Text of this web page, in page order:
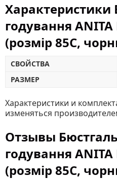
Характеристики
годування
(розмір 85C,
СВОЙСТВА
РАЗМЕР
Характеристики и
изменяться
Отзывы
годування
(розмір 85C,